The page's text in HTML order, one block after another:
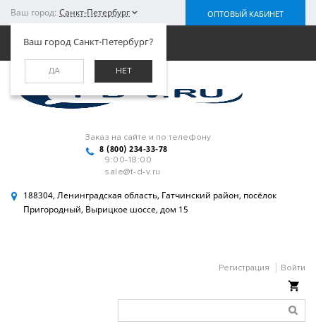
Ваш город: Санкт-Петербург
Ваш город Санкт-Петербург?
ДА НЕТ
ОПТОВЫЙ КАБИНЕТ
Заказ на сайте и по телефону
8 (800) 234-33-78
9:00-18:00
sale@t-d-v.ru
188304, Ленинградская область, Гатчинский район, посёлок
Пригородный, Вырицкое шоссе, дом 15
Регистрация Войти
Меню